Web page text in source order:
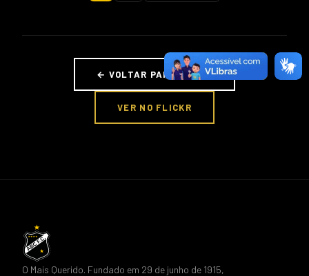
← VOLTAR PARA FOTOS
VER NO FLICKR
O Mais Querido. Fundado em 29 de junho de 1915,